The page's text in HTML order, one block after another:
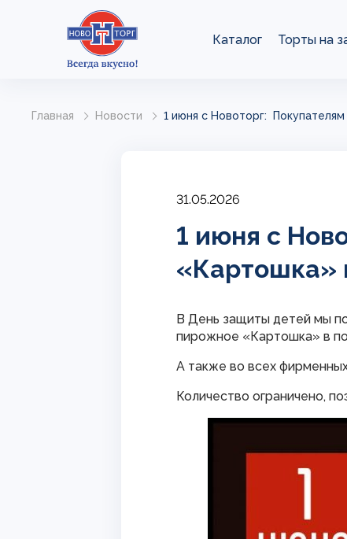
Каталог Торты на
Главная Новости 1 июня с Новоторг:
31.05.2026
1 июня с
«Картошка»
В День защиты детей мы
пирожное «Картошка» в
А также во всех
Количество ограничено,